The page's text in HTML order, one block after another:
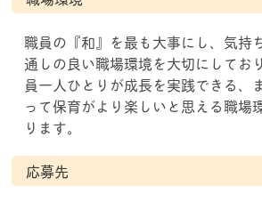
職員の『和』を最も大事にし、気持
通しの良い職場環境を大切にしてお
員一人ひとりが成長を実践できる、
って保育がより楽しいと思える職場
ります。
応募先